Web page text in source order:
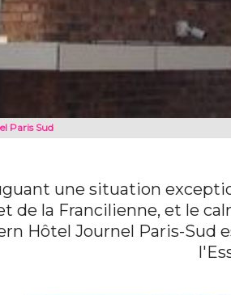
Paris Sud
une situation
de la Francilienne, et le
Hôtel Journel Paris-Sud